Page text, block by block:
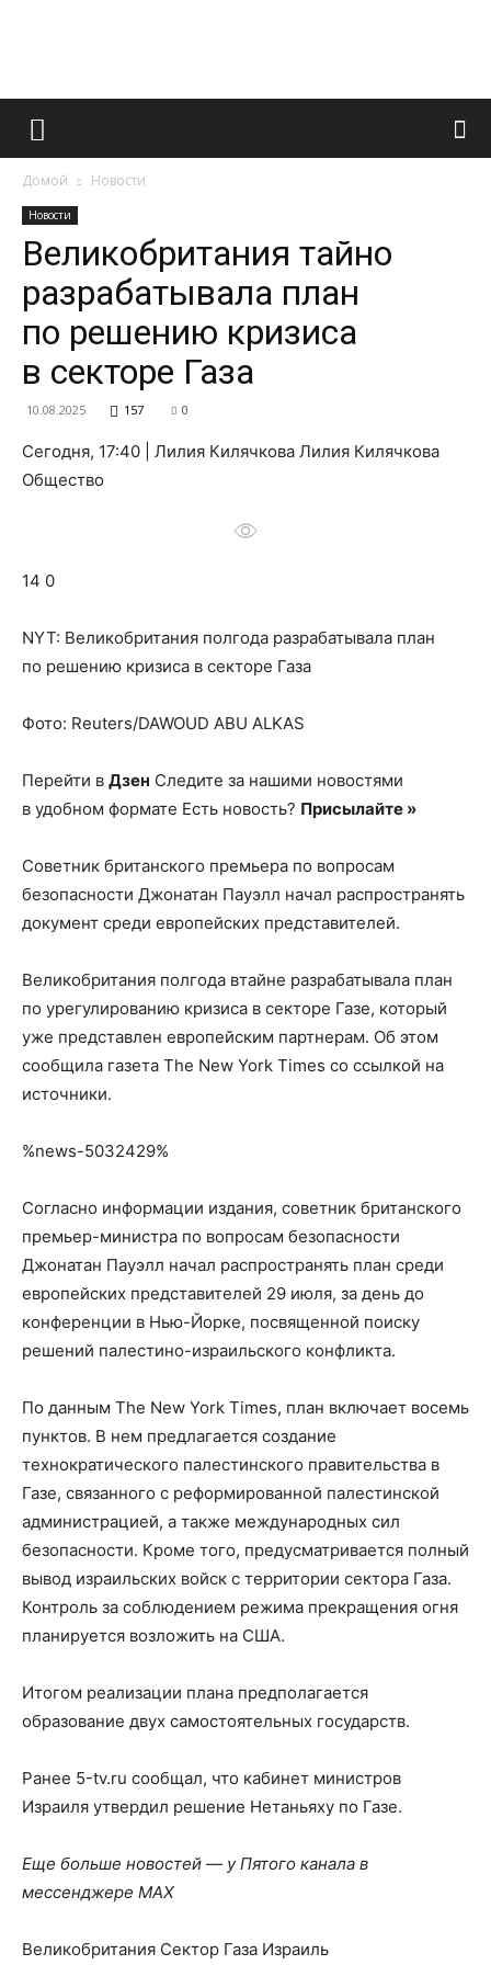
Французский
и
Домой Новости
Новости
Великобритания тайно
разрабатывала план
по решению кризиса
в секторе Газа
10.08.2025 157 0
Сегодня, 17:40 | Лилия Килячкова Лилия Килячкова
Общество
14 0
NYT: Великобритания полгода разрабатывала план
по решению кризиса в секторе Газа
Фото: Reuters/DAWOUD ABU ALKAS
Перейти в Дзен Следите за нашими новостями
в удобном формате Есть новость? Присылайте »
Советник британского премьера по вопросам
безопасности Джонатан Пауэлл начал распространять
документ среди европейских представителей.
Великобритания полгода втайне разрабатывала план
по урегулированию кризиса в секторе Газе, который
уже представлен европейским партнерам. Об этом
сообщила газета The New York Times со ссылкой на
источники.
%news-5032429%
Согласно информации издания, советник британского
премьер-министра по вопросам безопасности
Джонатан Пауэлл начал распространять план среди
европейских представителей 29 июля, за день до
конференции в Нью-Йорке, посвященной поиску
решений палестино-израильского конфликта.
По данным The New York Times, план включает восемь
пунктов. В нем предлагается создание
технократического палестинского правительства в
Газе, связанного с реформированной палестинской
администрацией, а также международных сил
безопасности. Кроме того, предусматривается полный
вывод израильских войск с территории сектора Газа.
Контроль за соблюдением режима прекращения огня
планируется возложить на США.
Итогом реализации плана предполагается
образование двух самостоятельных государств.
Ранее 5-tv.ru сообщал, что кабинет министров
Израиля утвердил решение Нетаньяху по Газе.
Еще больше новостей — у Пятого канала в
мессенджере MAX
Великобритания Сектор Газа Израиль